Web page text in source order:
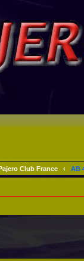
Club France ‹ AB